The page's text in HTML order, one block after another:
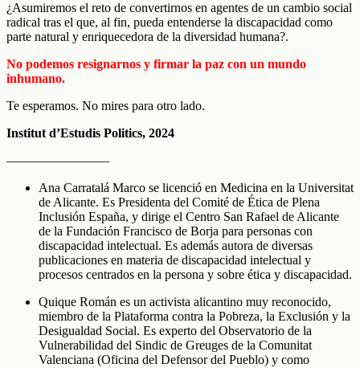
¿Asumiremos el reto de convertirnos en agentes de un cambio social
radical tras el que, al fin, pueda entenderse la discapacidad como
parte natural y enriquecedora de la diversidad humana?.
No podemos resignarnos y firmar la paz con un mundo
inhumano.
Te esperamos. No mires para otro lado.
Institut d’Estudis Politics, 2024
————————
Ana Carratalá Marco se licenció en Medicina en la Universitat
de Alicante. Es Presidenta del Comité de Ética de Plena
Inclusión España, y dirige el Centro San Rafael de Alicante
de la Fundación Francisco de Borja para personas con
discapacidad intelectual. Es además autora de diversas
publicaciones en materia de discapacidad intelectual y
procesos centrados en la persona y sobre ética y discapacidad.
Quique Román es un activista alicantino muy reconocido,
miembro de la Plataforma contra la Pobreza, la Exclusión y la
Desigualdad Social. Es experto del Observatorio de la
Vulnerabilidad del Sindic de Greuges de la Comunitat
Valenciana (Oficina del Defensor del Pueblo) y como